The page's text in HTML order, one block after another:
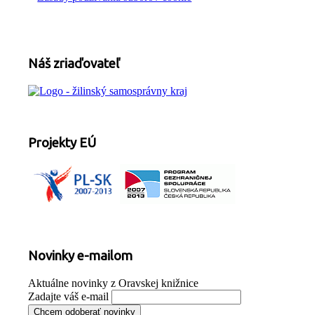
Náš zriaďovateľ
Projekty EÚ
Novinky e-mailom
Aktuálne novinky z Oravskej knižnice
Zadajte váš e-mail